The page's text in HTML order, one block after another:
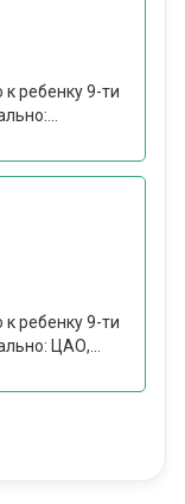
ребенку 9-ти
ребенку 9-ти
ЦАО,...